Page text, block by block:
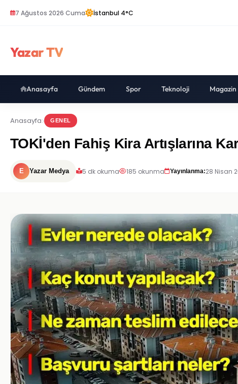
7 Ağustos 2026 Cuma İstanbul 4°C
Yazar TV
Anasayfa Gündem Spor Teknoloji Magazin
Anasayfa GENEL
TOKİ'den Fahiş Kira Artışlarına
E Yazar Medya 5 dk okuma 185 okunma Yayınlanma:28 Nisan